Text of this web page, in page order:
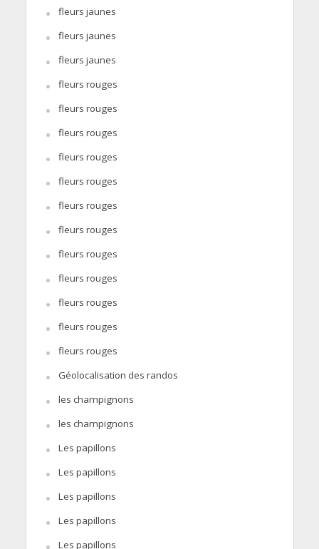
fleurs jaunes
fleurs jaunes
fleurs jaunes
fleurs rouges
fleurs rouges
fleurs rouges
fleurs rouges
fleurs rouges
fleurs rouges
fleurs rouges
fleurs rouges
fleurs rouges
fleurs rouges
fleurs rouges
fleurs rouges
Géolocalisation des randos
les champignons
les champignons
Les papillons
Les papillons
Les papillons
Les papillons
Les papillons